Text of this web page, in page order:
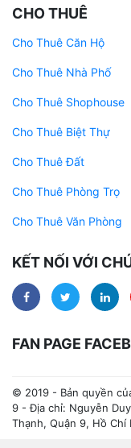
CHO THUÊ
Cho Thuê Căn Hộ
Cho Thuê Nhà Phố
Cho Thuê Shophouse
Cho Thuê Biệt Thự
Cho Thuê Đất
Cho Thuê Phòng Trọ
Cho Thuê Văn Phòng
KẾT NỐI VỚI
FAN PAGE
© 2019 - Bản quyền
9 - Địa chỉ: Nguyễn
Thạnh, Quận 9, Hồ Chí